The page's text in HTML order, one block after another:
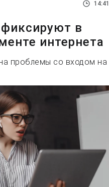
14:41
в
интернета
проблемы со входом на